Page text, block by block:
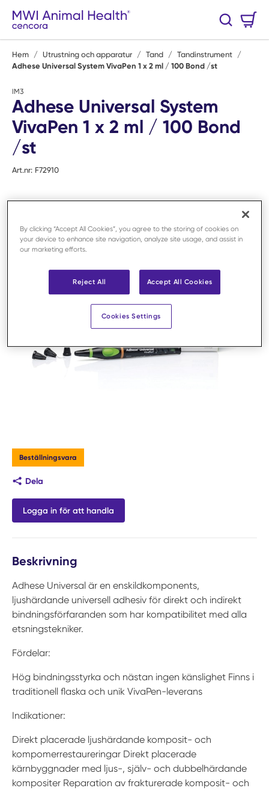
Hoppa till huvudinnehåll
Sök
Hem / Utrustning och apparatur / Tand / Tandinstrument /
Adhese Universal System VivaPen 1 x 2 ml / 100 Bond /st
IM3
Adhese Universal System
VivaPen 1 x 2 ml / 100 Bond
/st
Art.nr: F72910
Beställningsvara
Dela
Logga in för att handla
Beskrivning
Adhese Universal är en enskildkomponents,
ljushärdande universell adhesiv för direkt och indirekt
bindningsförfaranden som har kompatibilitet med alla
etsningstekniker.
Fördelar:
Hög bindningsstyrka och nästan ingen känslighet Finns i
traditionell flaska och unik VivaPen-leverans
Indikationer:
Direkt placerade ljushärdande komposit- och
kompomerrestaureringar Direkt placerade
kärnbyggnader med ljus-, själv- och dubbelhärdande
kompositer Reparation av frakturerade komposit- och
By clicking “Accept All Cookies”, you agree to the storing of cookies on
your device to enhance site navigation, analyze site usage, and assist in
our marketing efforts.
Reject All Accept All Cookies
Cookies Settings